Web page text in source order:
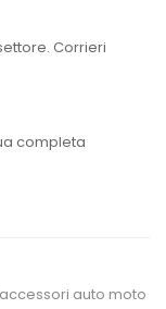
Corrieri
completa
auto moto